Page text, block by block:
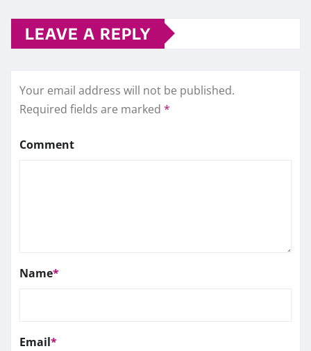
LEAVE A REPLY
Your email address will not be published.
Required fields are marked *
Comment
Name*
Email*